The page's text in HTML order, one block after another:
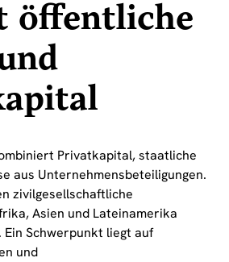
öffentliche
Privatkapital, staatliche
aus Unternehmensbeteiligungen.
zivilgesellschaftliche
Asien und Lateinamerika
Schwerpunkt liegt auf
und